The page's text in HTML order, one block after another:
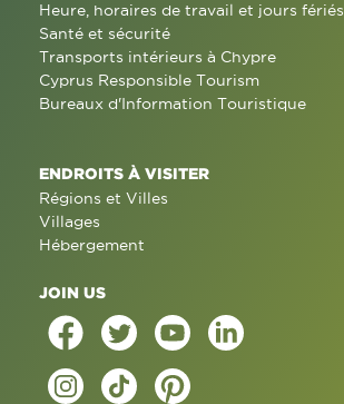
Heure, horaires de travail et jours fériés
Santé et sécurité
Transports intérieurs à Chypre
Cyprus Responsible Tourism
Bureaux d'Information Touristique
ENDROITS À VISITER
Régions et Villes
Villages
Hébergement
JOIN US